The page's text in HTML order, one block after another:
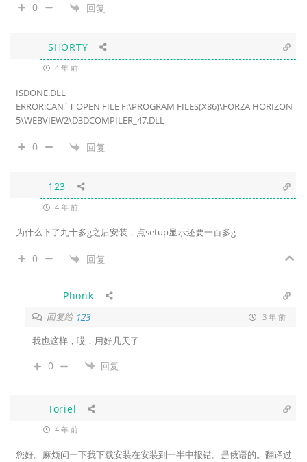
0 回复
SHORTY
4 年 前
ISDONE.DLL
ERROR:CAN`T OPEN FILE F:\PROGRAM FILES(X86)\FORZA HORIZON
5\WEBVIEW2\D3DCOMPILER_47.DLL
0 回复
123
4 年 前
为什么下了九十多g之后安装，点setup显示还要一百多g
0 回复
Phonk
回复给 123 3 年 前
我也这样，哎，用好几天了
0 回复
Toriel
4 年 前
您好。麻烦问一下我下载安装在安装到一半中报错。是俄语的。翻译过